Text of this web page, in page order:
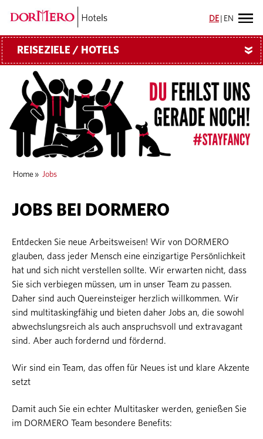
DE EN
REISEZIELE / HOTELS »
Home » Jobs
JOBS BEI DORMERO
Entdecken Sie neue Arbeitsweisen! Wir von DORMERO
glauben, dass jeder Mensch eine einzigartige Persönlichkeit
hat und sich nicht verstellen sollte. Wir erwarten nicht, dass
Sie sich verbiegen müssen, um in unser Team zu passen.
Daher sind auch Quereinsteiger herzlich willkommen. Wir
sind multitaskingfähig und bieten daher Jobs an, die sowohl
abwechslungsreich als auch anspruchsvoll und extravagant
sind. Aber auch fordernd und fördernd.
Wir sind ein Team, das offen für Neues ist und klare Akzente
setzt
Damit auch Sie ein echter Multitasker werden, genießen Sie
im DORMERO Team besondere Benefits: